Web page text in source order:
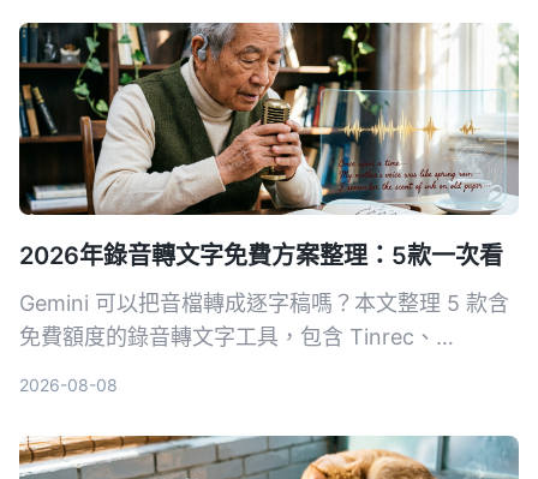
2026年錄音轉文字免費方案整理：5款一次看
Gemini 可以把音檔轉成逐字稿嗎？本文整理 5 款含
免費額度的錄音轉文字工具，包含 Tinrec、
的解決方案。
2026-08-08